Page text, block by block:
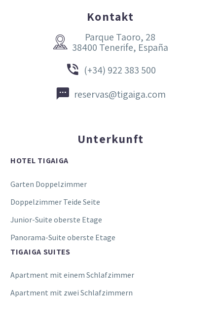
Kontakt


Parque Taoro, 28
38400 Tenerife, España

 (+34) 922 383 500

 reservas@tigaiga.com
Unterkunft
HOTEL TIGAIGA
Garten Doppelzimmer
Doppelzimmer Teide Seite
Junior-Suite oberste Etage
Panorama-Suite oberste Etage
TIGAIGA SUITES
Apartment mit einem Schlafzimmer
Apartment mit zwei Schlafzimmern